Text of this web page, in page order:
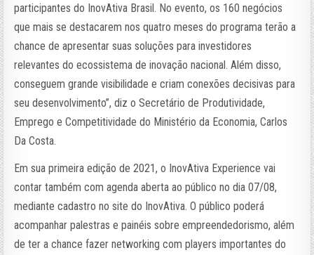
participantes do InovAtiva Brasil. No evento, os 160 negócios
que mais se destacarem nos quatro meses do programa terão a
chance de apresentar suas soluções para investidores
relevantes do ecossistema de inovação nacional. Além disso,
conseguem grande visibilidade e criam conexões decisivas para
seu desenvolvimento”, diz o Secretário de Produtividade,
Emprego e Competitividade do Ministério da Economia, Carlos
Da Costa.
Em sua primeira edição de 2021, o InovAtiva Experience vai
contar também com agenda aberta ao público no dia 07/08,
mediante cadastro no site do InovAtiva. O público poderá
acompanhar palestras e painéis sobre empreendedorismo, além
de ter a chance fazer networking com players importantes do